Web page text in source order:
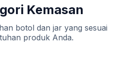
Kemasan
botol dan jar yang sesuai
produk Anda.